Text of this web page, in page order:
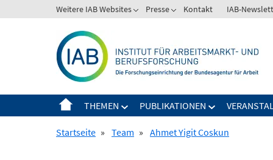
zum
Weitere IAB Websites
Zeige
Weitere
IAB
Websites
Presse
Zeige
Presse
Kontakt IAB-
THEMEN
Zeige
für
PUBLIKATIONEN
Zeige
für
Startseite » Team » Ahmet Yigit Coskun